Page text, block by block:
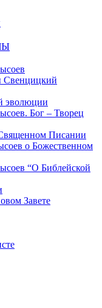
Свенцицкий
эволюции
Бог – Творец
Писании
о Божественном
“О Библейской
Завете